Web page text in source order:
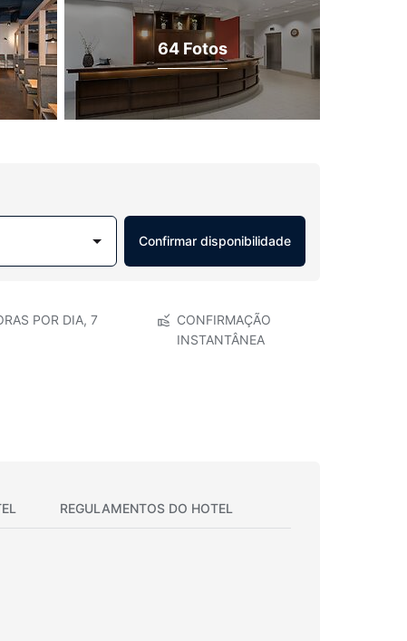
64 Fotos
Confirmar disponibilidade
POR DIA, 7
CONFIRMAÇÃO
INSTANTÂNEA
REGULAMENTOS DO HOTEL